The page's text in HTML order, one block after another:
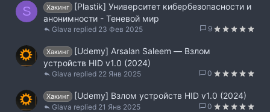
S Хакинг
[Plastik] Университет кибербезопасности и
анонимности - Теневой мир
9
23 Фев 2025
Glava
Хакинг
[Udemy] Arsalan Saleem ― Взлом
устройств HID v1.0 (2024)
0
22 Янв 2025
Glava
Хакинг [Udemy] Взлом устройств HID v1.0 (2024)
0
21 Янв 2025
Glava